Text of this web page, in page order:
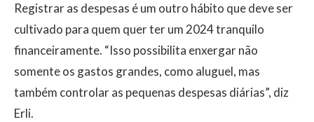
Registrar as despesas é um outro hábito que deve ser
cultivado para quem quer ter um 2024 tranquilo
financeiramente. “Isso possibilita enxergar não
somente os gastos grandes, como aluguel, mas
também controlar as pequenas despesas diárias”, diz
Erli.